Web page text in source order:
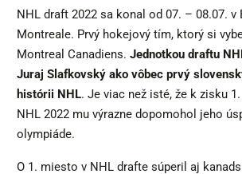
NHL draft 2022 sa konal od 07. – 08.07. v
Montreale. Prvý hokejový tím, ktorý si
Montreal Canadiens. Jednotkou draftu
Juraj Slafkovský ako vôbec prvý
histórii NHL. Je viac než isté, že k zisku
NHL 2022 mu výrazne dopomohol jeho
olympiáde.
O 1. miesto v NHL drafte súperil aj